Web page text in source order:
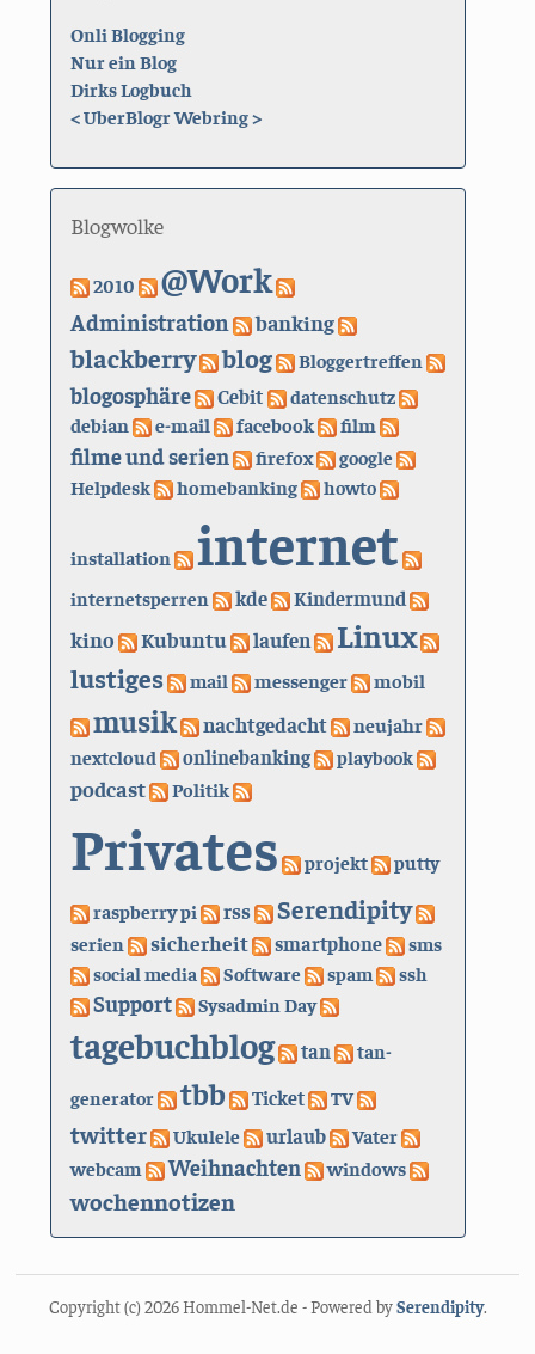
Onli Blogging
Nur ein Blog
Dirks Logbuch
<UberBlogr Webring>
Blogwolke
2010 @Work
Administration banking
blackberry blog Bloggertreffen
blogosphäre Cebit datenschutz
debian e-mail facebook film
filme und serien firefox
google
Helpdesk
homebanking howto
installation internet
internetsperren kde Kindermund
kino Kubuntu laufen Linux
lustiges mail messenger mobil
musik nachtgedacht neujahr
nextcloud onlinebanking playbook
podcast Politik
Privates projekt putty
raspberry pi rss Serendipity
serien sicherheit smartphone
sms
social media
Software spam ssh
Support Sysadmin Day
tagebuchblog tan
tan-
generator
tbb Ticket TV
twitter Ukulele urlaub
Vater
webcam
Weihnachten windows
wochennotizen
Copyright (c) 2026 Hommel-Net.de - Powered bySerendipity.